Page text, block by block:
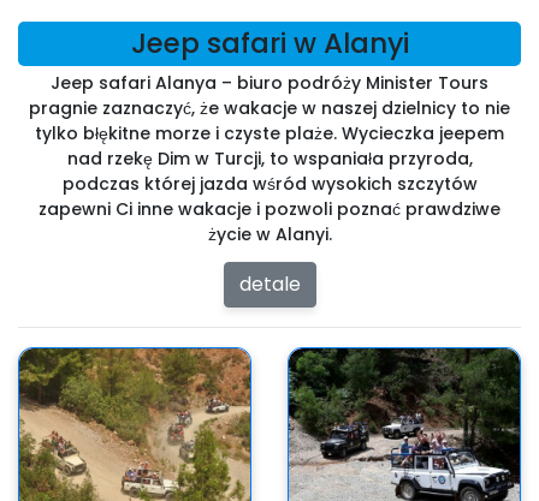
Jeep safari w Alanyi
Jeep safari Alanya – biuro podróży Minister Tours
pragnie zaznaczyć, że wakacje w naszej dzielnicy to nie
tylko błękitne morze i czyste plaże. Wycieczka jeepem
nad rzekę Dim w Turcji, to wspaniała przyroda,
podczas której jazda wśród wysokich szczytów
zapewni Ci inne wakacje i pozwoli poznać prawdziwe
życie w Alanyi.
detale